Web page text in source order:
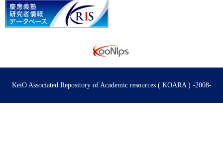
KeiO Associated Repository of Academic resources ( KOARA ) -2008-